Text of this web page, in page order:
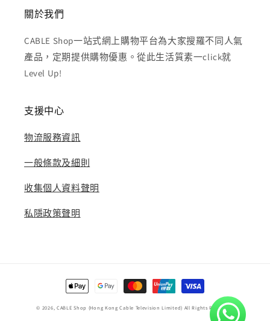
關於我們
CABLE Shop一站式網上購物平台為大家搜羅不同人氣
產品，定期提供購物優惠。從此生活質素一click就
Level Up!
支援中心
物流服務資訊
一般條款及細則
收集個人資料聲明
私隱政策聲明
付
款
方
© 2026, CABLE Shop (Hong Kong Cable Television Limited) All Rights Reserved.